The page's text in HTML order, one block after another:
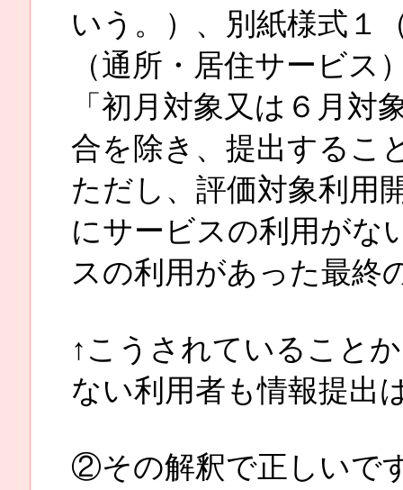
いう。）、別紙様式１
（通所・居住サービス
「初月対象又は６月
合を除き、提出するこ
ただし、評価対象利用
にサービスの利用がな
スの利用があった最終
↑こうされていること
ない利用者も情報提出
②その解釈で正しいで